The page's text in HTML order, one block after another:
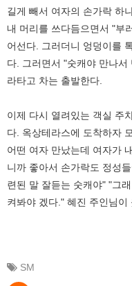
길게 빼서 여자의 손가락 하
내 머리를 쓰다듬으면서 "부
어선다. 그러더니 엉덩이를
다. 그러면서 "숫캐야 만나
라타고 차는 출발한다.
이제 다시 열려있는 객실 주
다. 옥상테라스에 도착하자
어떤 여자 만났는데 여자가
니까 좋아서 손가락도 정성
련된 말 잘듣는 숫캐야" "그
켜봐야 겠다." 혜진 주인님이
SM